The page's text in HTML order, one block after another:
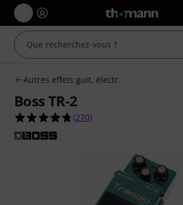
Autres effets guit. électr.
Boss TR-2
4.7 étoiles sur 5 d'après
(270)